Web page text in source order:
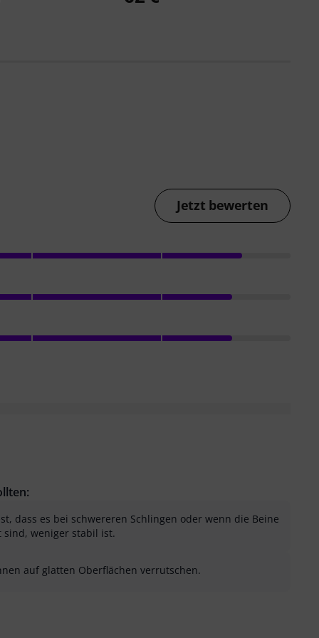
Jetzt bewerten
dass es bei schwereren Schlingen oder wenn die Beine
weniger stabil ist.
auf glatten Oberflächen verrutschen.